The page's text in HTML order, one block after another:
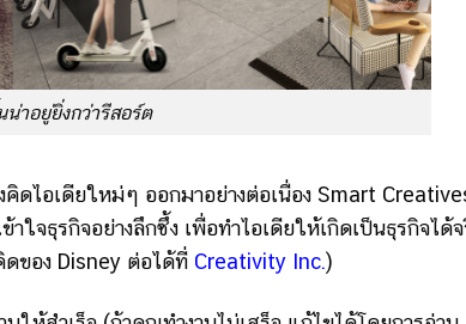
าอยู่ยิ่งกว่ารีสอร์ต
ดไอเดียใหม่ๆ ออกมาอย่างต่อเนื่อง Smart
จธุรกิจอย่างลึกซึ้ง เพื่อทำไอเดียให้เกิดเป็นธุรกิจได้จ
ดของ Disney ต่อได้ที่ Creativity Inc.)